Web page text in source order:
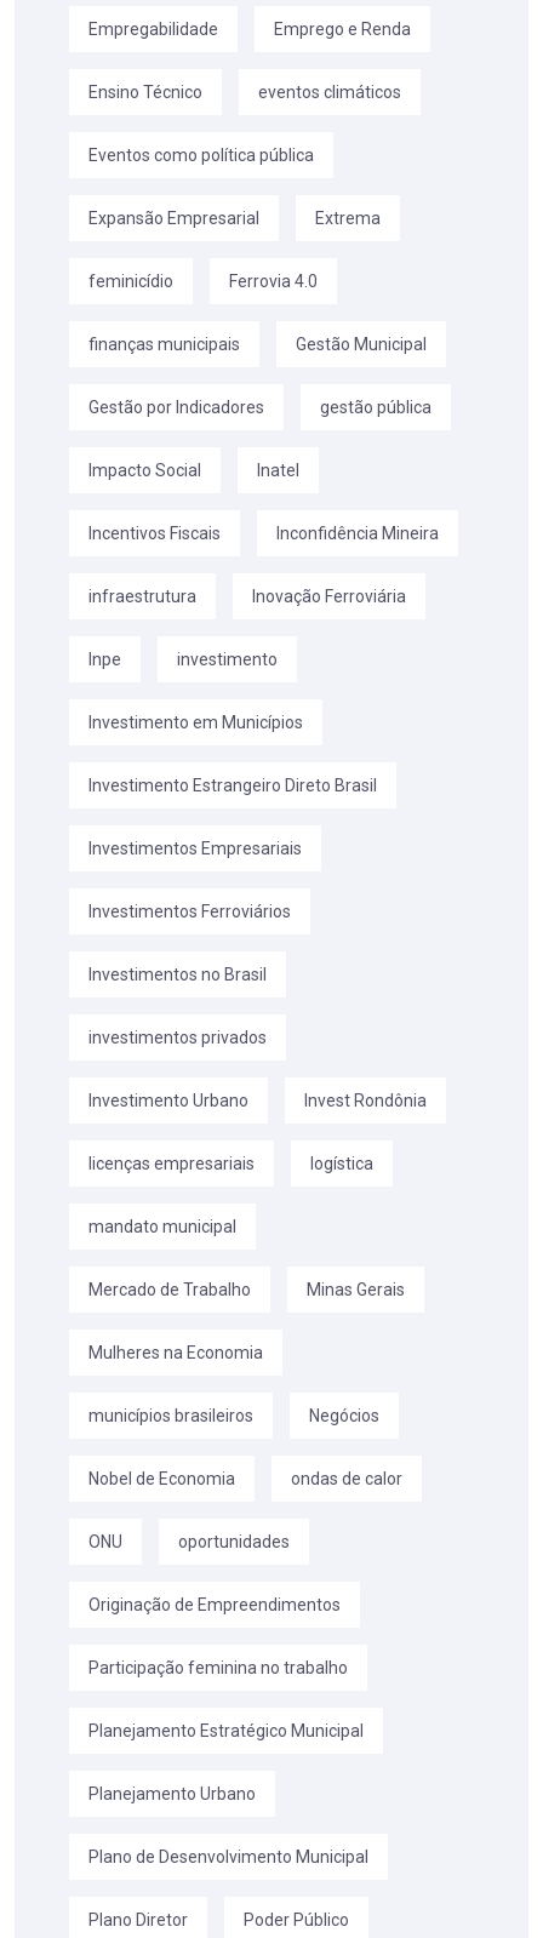
Empregabilidade Emprego e Renda
Ensino Técnico eventos climáticos
Eventos como política pública
Expansão Empresarial Extrema
feminicídio Ferrovia 4.0
finanças municipais Gestão Municipal
Gestão por Indicadores gestão pública
Impacto Social Inatel
Incentivos Fiscais Inconfidência Mineira
infraestrutura Inovação Ferroviária
Inpe investimento
Investimento em Municípios
Investimento Estrangeiro Direto Brasil
Investimentos Empresariais
Investimentos Ferroviários
Investimentos no Brasil
investimentos privados
Investimento Urbano Invest Rondônia
licenças empresariais logística
mandato municipal
Mercado de Trabalho Minas Gerais
Mulheres na Economia
municípios brasileiros Negócios
Nobel de Economia ondas de calor
ONU oportunidades
Originação de Empreendimentos
Participação feminina no trabalho
Planejamento Estratégico Municipal
Planejamento Urbano
Plano de Desenvolvimento Municipal
Plano Diretor Poder Público